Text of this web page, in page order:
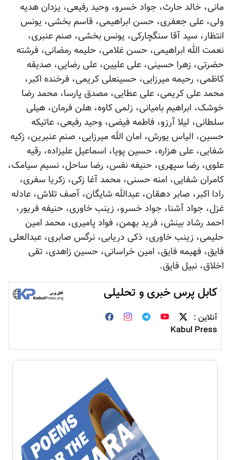
مانی، خالد حارث، جواد خسرو، وحید رفیعی، یزدان هدیه
ولی، علی جعفری، حسن ابراهیمی، قاسم بخشی، یونس
انتظار، سید آقا سنگچارکی، یونس بخشی، صنم عنبری،
نعمت الله ابراهیمی، حسن غلامی، حلیمه رمضانی، فرشته
حضرتی، زهرا حسینی، علی علیین، علی رضایی، صدیقه
کاظمی، رحیمه میرزایی، حسینعلی کریمی، فرخنده اکبر،
محمد علی کریمی، علی عطایی، مصدق پارسا، محمد رضا
خوشک، ابراهیم بامیانی، زلمی کاوه، هلن فرمان، هیلی
سلطانی، لیلا آرزو، فاطمه فیضی، وحید رفیعی، عاتیکه
حسین، الیاس یورش، امان الله میرزایی، صنم عنبرین، زکیه
شفایی، علی هزاره، حسین پویا، اسماعیل علیزاده، رقیه
علوی، رضا سپهری، حنیفه نفس، رضا ساحل، نسیم سیامک،
کامران شفایی، امنه حسنی، محمد آغا زکی، زکریا سفری،
رادا اکبر، صابر دهقان، عبدالله شایگان، آصف تلاش، عادله
غزل، جواد آشنا، جواد خسرو، زینب خاوری، حنیفه فریور،
احمد رشاد بینش، فرید بهمن، فواد پامیری، محمد امین
حلیمی، زینب خاوری، ذکی دریابی، نرگس صابری، عبدالعلی
فایق، فهیمه فایق، امین خراسانی، حسین زاهدی، تقی
اخلاق، نبیل فایق.
کابل پرس خبری و تحلیلی
آنلاین :
Kabul Press